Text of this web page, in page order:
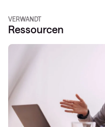
VERWANDT
Ressourcen